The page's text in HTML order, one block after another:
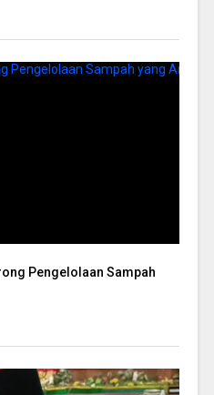
Pengelolaan Sampah